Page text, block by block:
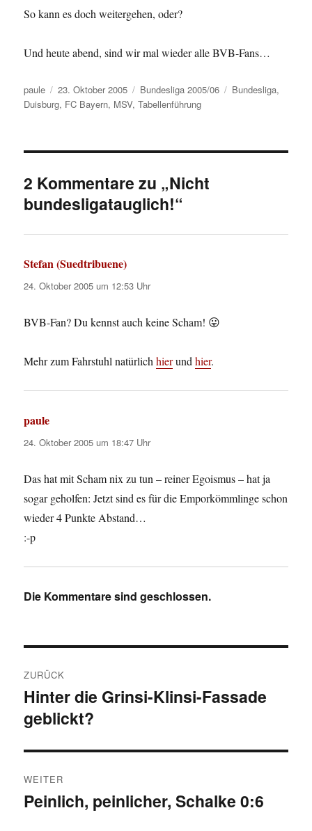
So kann es doch weitergehen, oder?
Und heute abend, sind wir mal wieder alle BVB-Fans…
Autor
paule
Veröffentlicht
am
23. Oktober 2005 Kategorien
Bundesliga 2005/06 Schlagwörter
Bundesliga,
Duisburg, FC Bayern, MSV,Tabellenführung
2 Kommentare zu „Nicht
bundesligatauglich!“
Stefan (Suedtribuene)
24. Oktober 2005 um 12:53 Uhr
BVB-Fan? Du kennst auch keine Scham! 😛
Mehr zum Fahrstuhl natürlichhierundhier.
paule
24. Oktober 2005 um 18:47 Uhr
Das hat mit Scham nix zu tun – reiner Egoismus – hat ja
sogar geholfen: Jetzt sind es für die Emporkömmlinge schon
wieder 4 Punkte Abstand…
:-p
Die Kommentare sind geschlossen.
ZURÜCK
Vorheriger
Beitrag:
Hinter die Grinsi-Klinsi-Fassade
geblickt?
WEITER
Nächster
Peinlich, peinlicher, Schalke 0:6